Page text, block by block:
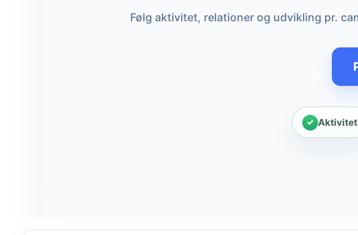
Følg aktivitet, relationer og udvikling pr.
Aktivitet